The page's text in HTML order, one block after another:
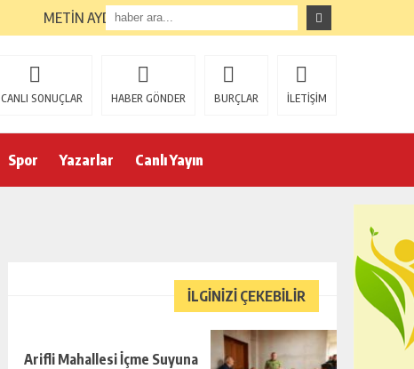
METİN AYDIN GÖREVE GETİRİLDİ
CANLI SONUÇLAR HABER GÖNDER BURÇLAR İLETİŞİM
Spor Yazarlar Canlı Yayın
İLGİNİZİ ÇEKEBİLİR
Arifli Mahallesi İçme Suyuna